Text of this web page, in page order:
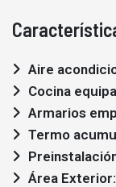
Aire
Cocina
Armarios
Termo
Área